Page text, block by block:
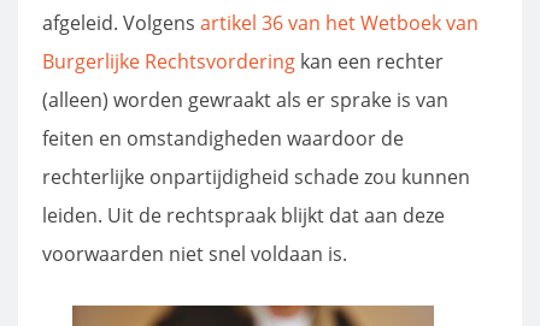
afgeleid. Volgens artikel 36 van het Wetboek van
Burgerlijke Rechtsvordering kan een rechter
(alleen) worden gewraakt als er sprake is van
feiten en omstandigheden waardoor de
rechterlijke onpartijdigheid schade zou kunnen
leiden. Uit de rechtspraak blijkt dat aan deze
voorwaarden niet snel voldaan is.